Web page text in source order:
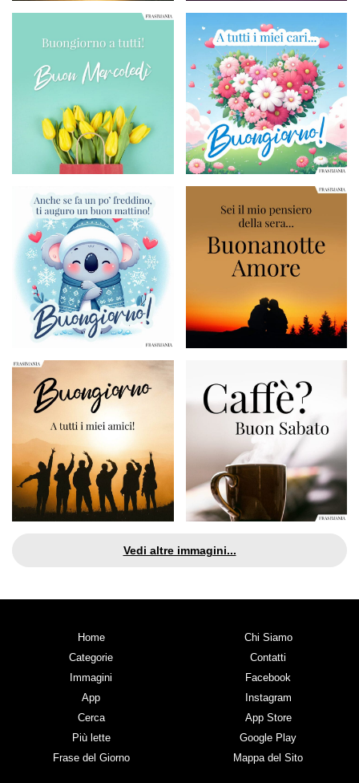
Vedi altre immagini...
Home
Categorie
Immagini
App
Cerca
Più lette
Frase del Giorno
Chi Siamo
Contatti
Facebook
Instagram
App Store
Google Play
Mappa del Sito